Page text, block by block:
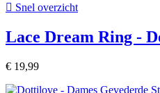
 Snel overzicht
Lace Dream Ring -
€ 19,99